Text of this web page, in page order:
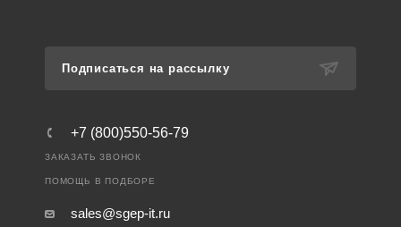
Подписаться на рассылку
+7 (800)550-56-79
ЗАКАЗАТЬ ЗВОНОК
ПОМОЩЬ В ПОДБОРЕ
sales@sgep-it.ru